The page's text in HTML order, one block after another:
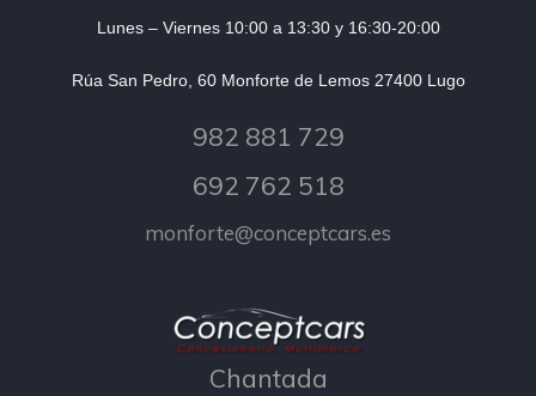
Lunes – Viernes 10:00 a 13:30 y 16:30-20:00
Rúa San Pedro, 60 Monforte de Lemos 27400 Lugo
982 881 729
692 762 518
monforte@conceptcars.es
Chantada